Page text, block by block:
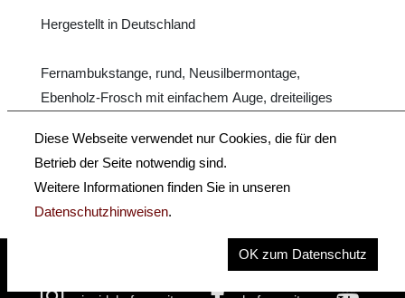
Hergestellt in Deutschland
Fernambukstange, rund, Neusilbermontage,
Ebenholz-Frosch mit einfachem Auge, dreiteiliges
Größe: 4/4 - 1/4
Diese Webseite verwendet nur Cookies, die für den
Betrieb der Seite notwendig sind.
Weitere Informationen finden Sie in unseren
Datenschutzhinweisen.
OK zum Datenschutz